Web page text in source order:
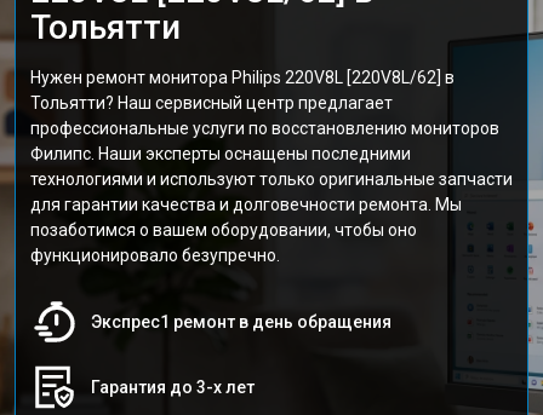
Тольятти
Нужен ремонт монитора Philips 220V8L [220V8L/62] в
Тольятти? Наш сервисный центр предлагает
профессиональные услуги по восстановлению мониторов
Филипс. Наши эксперты оснащены последними
технологиями и используют только оригинальные запчасти
для гарантии качества и долговечности ремонта. Мы
позаботимся о вашем оборудовании, чтобы оно
функционировало безупречно.
Экспрес1 ремонт в день обращения
Гарантия до 3-х лет